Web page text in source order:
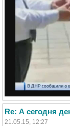
Re: А сегодня
21.05.15, 12:27